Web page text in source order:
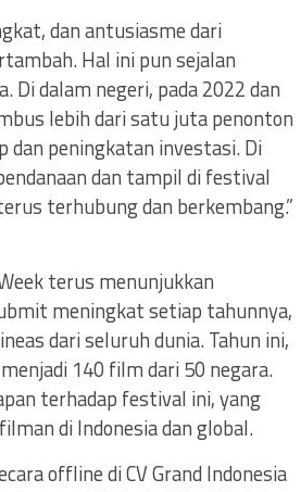
dan antusiasme dari
Hal ini pun sejalan
dalam negeri, pada 2022 dan
lebih dari satu juta penonton
dan peningkatan investasi. Di
dan tampil di festival
terhubung dan berkembang.”
terus menunjukkan
meningkat setiap tahunnya,
dari seluruh dunia. Tahun ini,
140 film dari 50 negara.
terhadap festival ini, yang
di Indonesia dan global.
offline di CV Grand Indonesia